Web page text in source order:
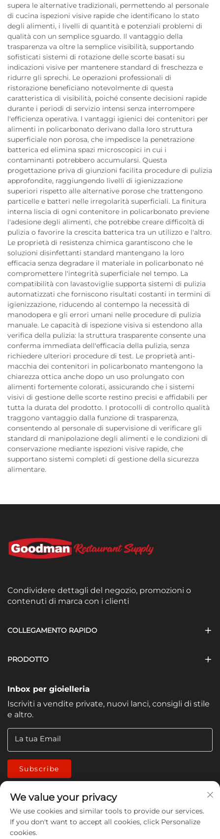
supera le alternative tradizionali, permettendo al personale
di cucina ispezioni visive rapide che identificano lo stato
degli alimenti, i livelli di quantità e potenziali problemi di
qualità con un semplice sguardo. Il vantaggio della
trasparenza va oltre la semplice visibilità, supportando
sofisticati sistemi di rotazione delle scorte basati su
indicazioni visive per mantenere standard di freschezza e
ridurre gli sprechi. Le operazioni professionali di
ristorazione beneficiano notevolmente di questa
caratteristica di visibilità, poiché consente decisioni rapide
durante i periodi di servizio intensi senza interrompere
l'efficienza operativa. I vantaggi igienici dei contenitori per
alimenti in policarbonato derivano dalla loro struttura
superficiale non porosa, che impedisce la penetrazione
batterica ed elimina spazi microscopici in cui i
contaminanti potrebbero accumularsi. Questa
progettazione priva di giunzioni facilita procedure di pulizia
approfondite, raggiungendo livelli di igienizzazione
superiori rispetto alle alternative porose che trattengono
particelle e batteri nelle irregolarità superficiali. La finitura
interna liscia di ogni contenitore in policarbonato previene
l'adesione degli alimenti, che potrebbe creare difficoltà di
pulizia o favorire la crescita batterica tra un utilizzo e l'altro.
Le proprietà di resistenza chimica garantiscono che le
soluzioni disinfettanti standard mantengano la loro
efficacia senza degradare il materiale in policarbonato né
compromettere l'integrità superficiale nel tempo. La
compatibilità con lavastoviglie supporta sistemi di pulizia
automatizzati che forniscono risultati costanti in termini di
igienizzazione, riducendo al contempo la necessità di
manodopera e gli errori umani nelle procedure di pulizia
manuale. Le capacità di ispezione visiva si estendono alla
verifica della pulizia: la struttura trasparente consente una
conferma immediata dell'efficacia della pulizia, senza
richiedere ulteriori procedure di test. Le proprietà anti-
macchia dei contenitori in policarbonato mantengono la
chiarezza ottica anche dopo un uso prolungato con
alimenti fortemente colorati, assicurando che i sistemi
visivi di gestione delle scorte restino precisi e affidabili per
tutta la durata del prodotto. I protocolli di controllo qualità
traggono vantaggio dalla funzione di trasparenza,
consentendo al personale di supervisione di verificare gli
standard di manipolazione degli alimenti e le condizioni di
conservazione mediante ispezioni visive rapide, che
supportano sistemi completi di gestione della sicurezza
alimentare.
Condividere dettagli del negozio, promozioni o
contenuti di marca con i clienti
COLLEGAMENTO RAPIDO
PRODOTTO
Inbox per gioielleria
Iscriviti a vendite private, nuovi lanci, consigli di stile
e altro.
La tua Email
Subscribe
We value your privacy
We use cookies and similar tools to provide our services.
If you don't want to accept all cookies, click Personalize
cookies.